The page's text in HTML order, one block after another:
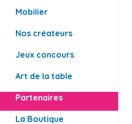
Mobilier
Nos créateurs
Jeux concours
Art de la table
Partenaires
La Boutique